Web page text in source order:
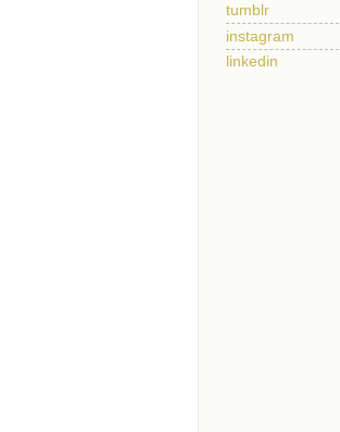
tumblr
instagram
linkedin